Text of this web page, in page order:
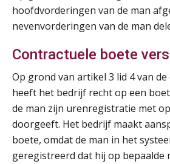
hoofdvorderingen van de man
nevenvorderingen van de man
Contractuele boete
Op grond van artikel 3 lid 4 van
heeft het bedrijf recht op een
de man zijn urenregistratie met
doorgeeft. Het bedrijf maakt
boete, omdat de man in het
geregistreerd dat hij op bepaalde
AUG
MOCuitgevers
25
AUG
MOCuitgevers
25
AUG
MOCuitgevers